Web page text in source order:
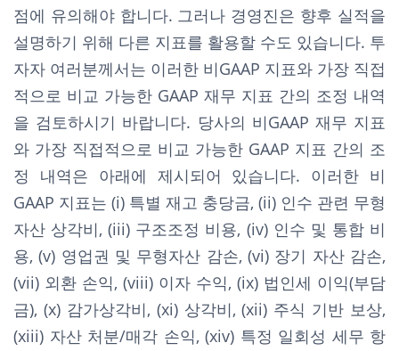
점에 유의해야 합니다. 그러나 경영진은 향후 실적을
설명하기 위해 다른 지표를 활용할 수도 있습니다. 투
자자 여러분께서는 이러한 비GAAP 지표와 가장 직접
적으로 비교 가능한 GAAP 재무 지표 간의 조정 내역
을 검토하시기 바랍니다. 당사의 비GAAP 재무 지표
와 가장 직접적으로 비교 가능한 GAAP 지표 간의 조
정 내역은 아래에 제시되어 있습니다. 이러한 비
GAAP 지표는 (i) 특별 재고 충당금, (ii) 인수 관련 무형
자산 상각비, (iii) 구조조정 비용, (iv) 인수 및 통합 비
용, (v) 영업권 및 무형자산 감손, (vi) 장기 자산 감손,
(vii) 외환 손익, (viii) 이자 수익, (ix) 법인세 이익(부담
금), (x) 감가상각비, (xi) 상각비, (xii) 주식 기반 보상,
(xiii) 자산 처분/매각 손익, (xiv) 특정 일회성 세무 항